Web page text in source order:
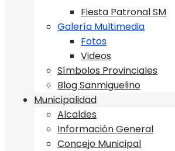
Fiesta Patronal SM
Galería Multimedia
Fotos
Videos
Símbolos Provinciales
Blog Sanmiguelino
Municipalidad
Alcaldes
Información General
Concejo Municipal